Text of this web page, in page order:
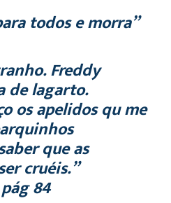
todos e morra”
Freddy
de lagarto.
os apelidos qu me
que as
cruéis.”
84